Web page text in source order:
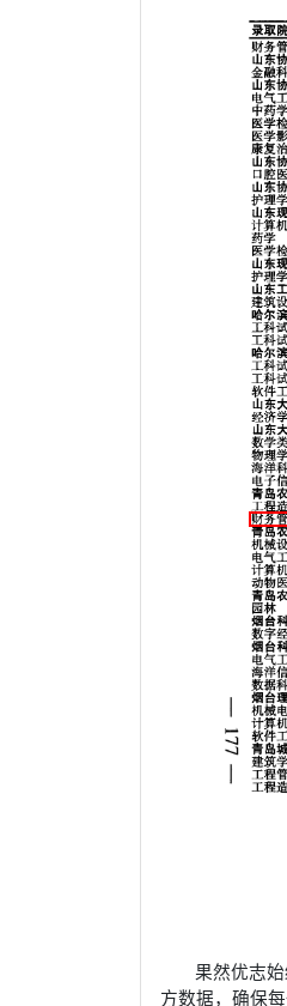
果然优志
方数据，确保